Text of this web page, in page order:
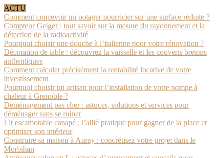
ACTU
Comment concevoir un potager nourricier sur une surface réduite ?
Compteur Geiger : tout savoir sur la mesure du rayonnement et la
détection de la radioactivité
Pourquoi choisir une douche à l’italienne pour votre rénovation ?
Décoration de table : découvrez la vaisselle et les couverts bretons
authentiques
Comment calculer précisément la rentabilité locative de votre
investissement
Pourquoi choisir un artisan pour l’installation de votre pompe à
chaleur à Grenoble ?
Déménagement pas cher : astuces, solutions et services pour
déménager sans se ruiner
Lit escamotable canapé : l’allié pratique pour gagner de la place et
optimiser son intérieur
Construire sa maison à Auray : concrétisez votre projet dans le
Morbihan